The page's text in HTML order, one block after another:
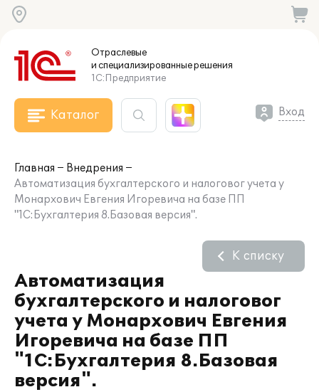
Отраслевые
и специализированныерешения
1С:Предприятие
Каталог Вход
Главная
Внедрения
Автоматизация бухгалтерского и налоговог учета у
Монархович Евгения Игоревича на базе ПП
"1С:Бухгалтерия 8.Базовая версия".
Автоматизация
бухгалтерского и налоговог
учета у Монархович Евгения
Игоревича на базе ПП
"1С:Бухгалтерия 8.Базовая
версия".
К списку